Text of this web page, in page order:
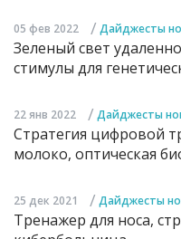
05 фев 2022 / Дайджесты
Зеленый свет
стимулы для
22 янв 2022 / Дайджесты
Стратегия цифровой
молоко, оптическая
25 дек 2021 / Дайджесты
Тренажер для носа,